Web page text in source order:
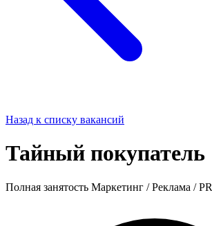
Назад к списку вакансий
Тайный покупатель
Полная занятость Маркетинг / Реклама / PR